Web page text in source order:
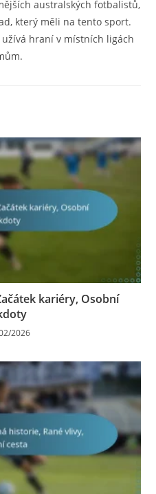
australských fotbalistů,
který měli na tento sport.
hraní v místních ligách
kariéry, Osobní
2026